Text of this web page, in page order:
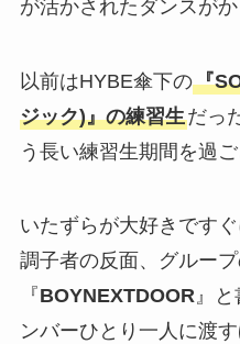
が活かされたダンスが
以前はHYBE傘下の『
ジック)』の練習生だっ
う長い練習生期間を過ご
いたずらが大好きです
調子者の反面、グルー
『BOYNEXTDOOR』と
ンバーひとり一人に渡